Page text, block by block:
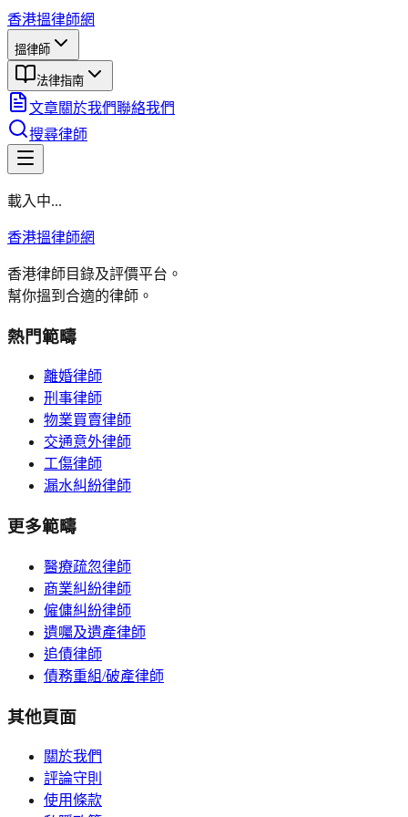
香港搵律師網
搵律師
法律指南
文章關於我們聯絡我們
搜尋律師
載入中...
香港搵律師網
香港律師目錄及評價平台。
幫你搵到合適的律師。
熱門範疇
離婚律師
刑事律師
物業買賣律師
交通意外律師
工傷律師
漏水糾紛律師
更多範疇
醫療疏忽律師
商業糾紛律師
僱傭糾紛律師
遺囑及遺產律師
追債律師
債務重組/破產律師
其他頁面
關於我們
評論守則
使用條款